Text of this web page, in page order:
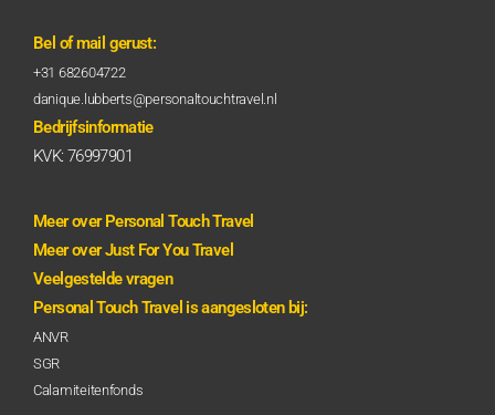
Bel of mail gerust:
+31 682604722
danique.lubberts@personaltouchtravel.nl
Bedrijfsinformatie
KVK: 76997901
Meer over Personal Touch Travel
Meer over Just For You Travel
Veelgestelde vragen
Personal Touch Travel is aangesloten bij:
ANVR
SGR
Calamiteitenfonds